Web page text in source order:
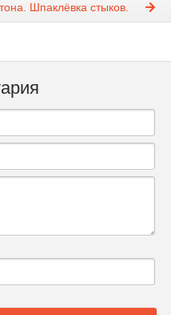
Шпаклёвка стыков.